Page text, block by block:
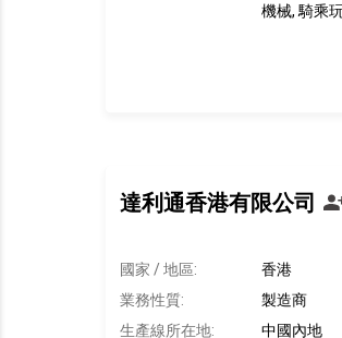
機械, 騎乘
達利通香港有限公司
國家 / 地區:
香港
業務性質:
製造商
生產線所在地:
中國內地